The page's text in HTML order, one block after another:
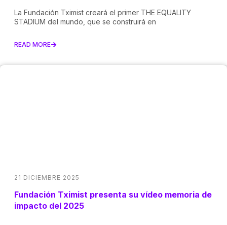
La Fundación Tximist creará el primer THE EQUALITY
STADIUM del mundo, que se construirá en
READ MORE
21 DICIEMBRE 2025
Fundación Tximist presenta su vídeo memoria de
impacto del 2025